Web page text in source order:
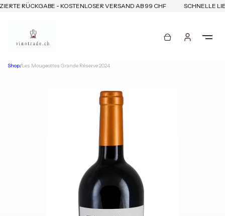
RÜCKGABE - KOSTENLOSER VERSAND AB 99 CHF SCHNELLE
Shop/Les Mougeottes Grande Réserve 2024